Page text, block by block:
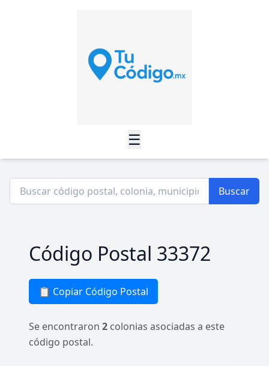
☰
Buscar
Código Postal 33372
📋 Copiar Código Postal
Se encontraron 2 colonias asociadas a este
código postal.